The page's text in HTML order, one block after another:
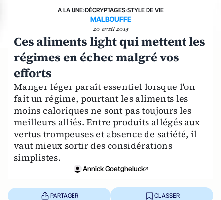
A LA UNE›DÉCRYPTAGES›STYLE DE VIE
MALBOUFFE
20 avril 2015
Ces aliments light qui mettent les
régimes en échec malgré vos
efforts
Manger léger paraît essentiel lorsque l'on
fait un régime, pourtant les aliments les
moins caloriques ne sont pas toujours les
meilleurs alliés. Entre produits allégés aux
vertus trompeuses et absence de satiété, il
vaut mieux sortir des considérations
simplistes.
Annick Goetgheluck
PARTAGER CLASSER